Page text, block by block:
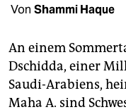
shop
fragen & hilfe
unterstützen
abo
Von Shammi Haque
An einem
Dschidda, einer
Saudi-Arabiens,
Maha A. sind